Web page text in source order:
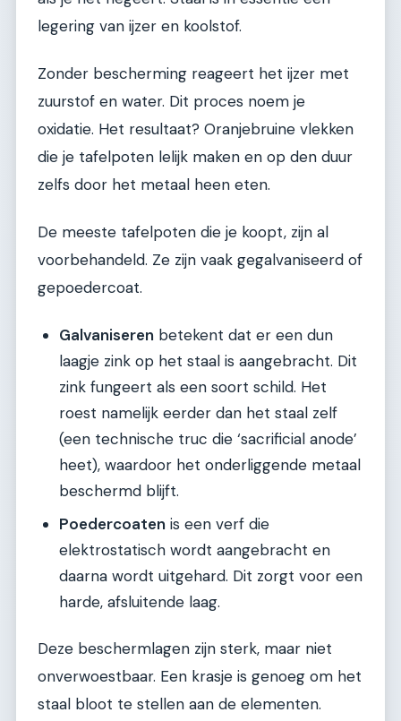
legering van ijzer en koolstof.
Zonder bescherming reageert het ijzer met
zuurstof en water. Dit proces noem je
oxidatie. Het resultaat? Oranjebruine vlekken
die je tafelpoten lelijk maken en op den duur
zelfs door het metaal heen eten.
De meeste tafelpoten die je koopt, zijn al
voorbehandeld. Ze zijn vaak gegalvaniseerd of
gepoedercoat.
Galvaniseren betekent dat er een dun
laagje zink op het staal is aangebracht. Dit
zink fungeert als een soort schild. Het
roest namelijk eerder dan het staal zelf
(een technische truc die ‘sacrificial anode’
heet), waardoor het onderliggende metaal
beschermd blijft.
Poedercoaten is een verf die
elektrostatisch wordt aangebracht en
daarna wordt uitgehard. Dit zorgt voor een
harde, afsluitende laag.
Deze beschermlagen zijn sterk, maar niet
onverwoestbaar. Een krasje is genoeg om het
staal bloot te stellen aan de elementen.